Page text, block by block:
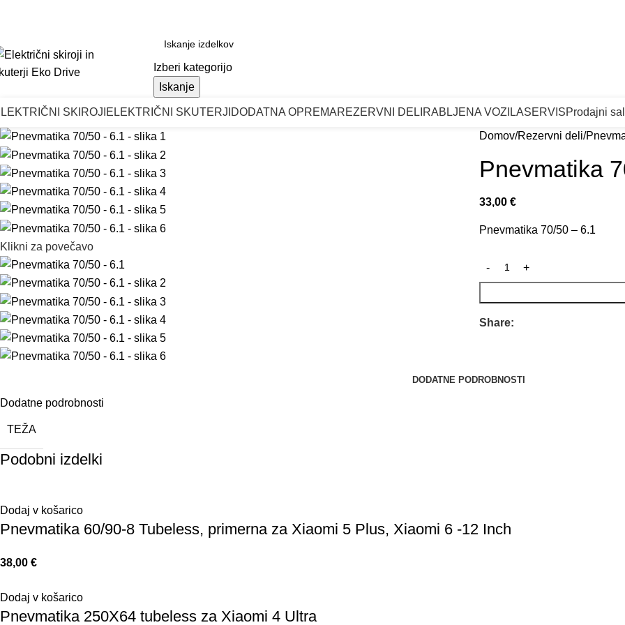
Izberi kategorijo
Iskanje
SKIROJI ELEKTRIČNI SKUTERJI DODATNA OPREMAREZERVNI DELI RABLJENA VOZILASERVISProdajni
Klikni za povečavo
Domov Rezervni deli
Pnevmatika
33,00 €
Pnevmatika 70/50 – 6.1
Share:
DODATNE PODROBNOSTI
Dodatne podrobnosti
TEŽA
Podobni izdelki
Dodaj v košarico
Pnevmatika 60/90-8 Tubeless, primerna za Xiaomi 5 Plus, Xiaomi 6 -12 Inch
38,00 €
Dodaj v košarico
Pnevmatika 250X64 tubeless za Xiaomi 4 Ultra